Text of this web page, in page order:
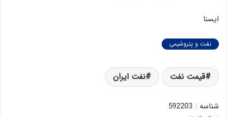
ایسنا
نفت و پتروشیمی
قیمت نفت نفت ایران
شناسه : 592203